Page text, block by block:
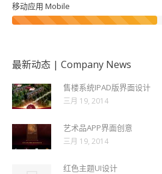
移动应用 Mobile
最新动态 | Company News
售楼系统IPAD版界面设计
三月 19, 2014
艺术品APP界面创意
三月 19, 2014
红色主题UI设计